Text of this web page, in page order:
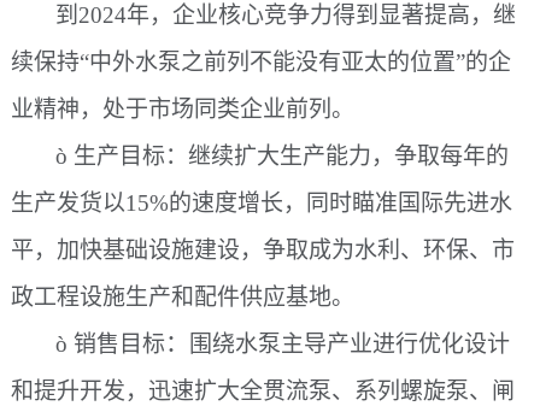
到 2024年，企业核心竞争力得到显著提高，继
续保持“中外水泵之前列不能没有亚太的位置”的企
业精神，处于市场同类企业前列。
ò 生产目标：继续扩大生产能力，争取每年的
生产发货以15%的速度增长，同时瞄准国际先进水
平，加快基础设施建设，争取成为水利、环保、市
政工程设施生产和配件供应基地。
ò 销售目标：
围绕水泵主导产业进行优化设计
和提升开发，迅速扩大全贯流泵、系列螺旋泵、闸